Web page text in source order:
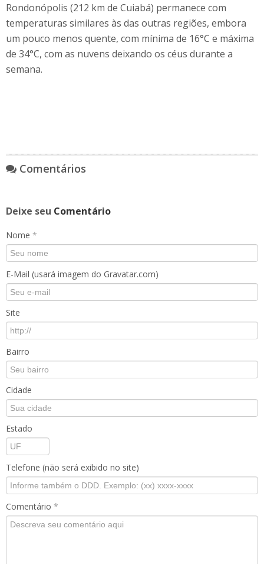
Rondonópolis (212 km de Cuiabá) permanece com
temperaturas similares às das outras regiões, embora
um pouco menos quente, com mínima de 16°C e máxima
de 34°C, com as nuvens deixando os céus durante a
semana.
Comentários
Deixe seu Comentário
Nome *
E-Mail (usará imagem do Gravatar.com)
Site
Bairro
Cidade
Estado
Telefone (não será exibido no site)
Comentário *